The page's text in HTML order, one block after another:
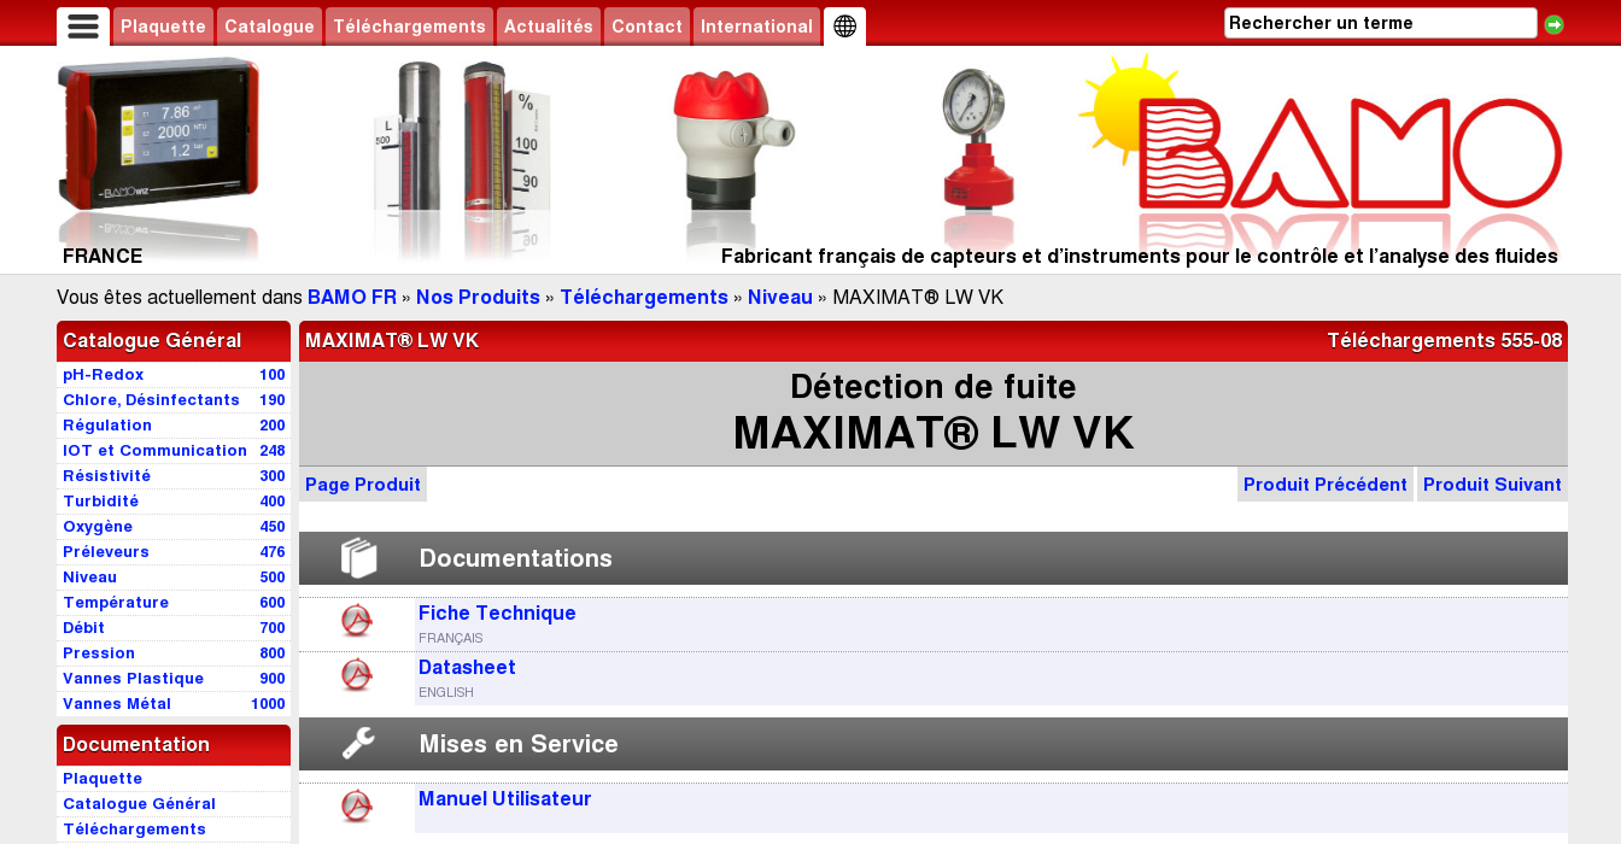
Plaquette Catalogue Téléchargements Actualités Contact International
FRANCE
Fabricant français de capteurs et d’instruments pour le contrôle et l’analyse des fluides
Vous êtes actuellement dans BAMO FR » Nos Produits » Téléchargements » Niveau » MAXIMAT® LW VK
Catalogue Général
100
pH-Redox
190
Chlore, Désinfectants
200
Régulation
248
IOT et Communication
300
Résistivité
400
Turbidité
450
Oxygène
476
Préleveurs
500
Niveau
600
Température
700
Débit
800
Pression
900
Vannes Plastique
1000
Vannes Métal
Documentation
Plaquette
Catalogue Général
Téléchargements
Téléchargements 555-08
MAXIMAT® LW VK
Détection de fuite
MAXIMAT® LW VK
Produit Précédent Produit Suivant
Page Produit
Documentations
Fiche Technique
FRANÇAIS
Datasheet
ENGLISH
Mises en Service
Manuel Utilisateur